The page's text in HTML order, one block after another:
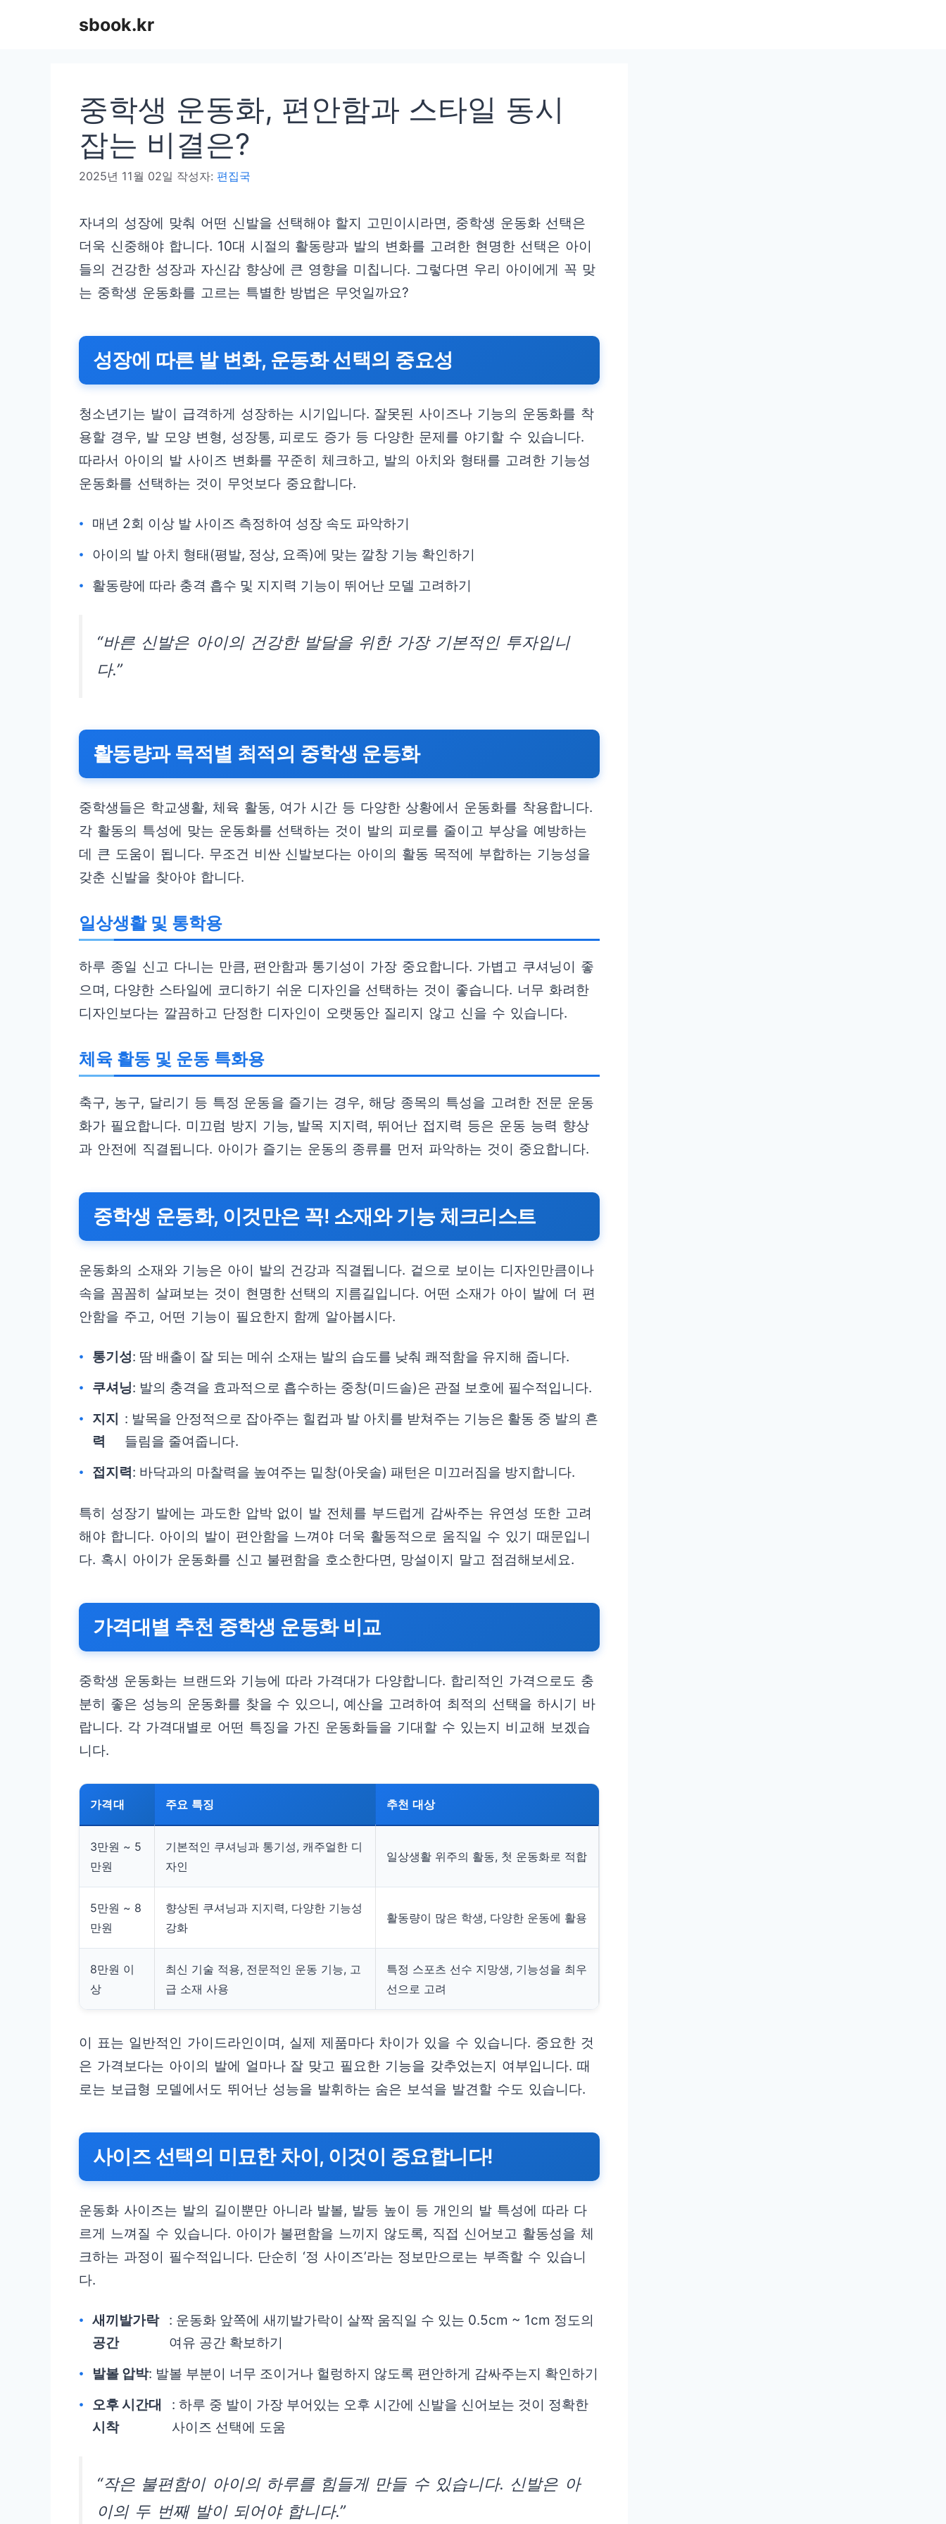
sbook.kr
중학생 운동화, 편안함과 스타일 동시
잡는 비결은?
2025년 11월 02일 작성자: 편집국
자녀의 성장에 맞춰 어떤 신발을 선택해야 할지 고민이시라면, 중학생 운동화 선택은
더욱 신중해야 합니다. 10대 시절의 활동량과 발의 변화를 고려한 현명한 선택은 아이
들의 건강한 성장과 자신감 향상에 큰 영향을 미칩니다. 그렇다면 우리 아이에게 꼭 맞
는 중학생 운동화를 고르는 특별한 방법은 무엇일까요?
성장에 따른 발 변화, 운동화 선택의 중요성
청소년기는 발이 급격하게 성장하는 시기입니다. 잘못된 사이즈나 기능의 운동화를 착
용할 경우, 발 모양 변형, 성장통, 피로도 증가 등 다양한 문제를 야기할 수 있습니다.
따라서 아이의 발 사이즈 변화를 꾸준히 체크하고, 발의 아치와 형태를 고려한 기능성
운동화를 선택하는 것이 무엇보다 중요합니다.
매년 2회 이상 발 사이즈 측정하여 성장 속도 파악하기
아이의 발 아치 형태(평발, 정상, 요족)에 맞는 깔창 기능 확인하기
활동량에 따라 충격 흡수 및 지지력 기능이 뛰어난 모델 고려하기
“바른 신발은 아이의 건강한 발달을 위한 가장 기본적인 투자입니
다.”
활동량과 목적별 최적의 중학생 운동화
중학생들은 학교생활, 체육 활동, 여가 시간 등 다양한 상황에서 운동화를 착용합니다.
각 활동의 특성에 맞는 운동화를 선택하는 것이 발의 피로를 줄이고 부상을 예방하는
데 큰 도움이 됩니다. 무조건 비싼 신발보다는 아이의 활동 목적에 부합하는 기능성을
갖춘 신발을 찾아야 합니다.
일상생활 및 통학용
하루 종일 신고 다니는 만큼, 편안함과 통기성이 가장 중요합니다. 가볍고 쿠셔닝이 좋
으며, 다양한 스타일에 코디하기 쉬운 디자인을 선택하는 것이 좋습니다. 너무 화려한
디자인보다는 깔끔하고 단정한 디자인이 오랫동안 질리지 않고 신을 수 있습니다.
체육 활동 및 운동 특화용
축구, 농구, 달리기 등 특정 운동을 즐기는 경우, 해당 종목의 특성을 고려한 전문 운동
화가 필요합니다. 미끄럼 방지 기능, 발목 지지력, 뛰어난 접지력 등은 운동 능력 향상
과 안전에 직결됩니다. 아이가 즐기는 운동의 종류를 먼저 파악하는 것이 중요합니다.
중학생 운동화, 이것만은 꼭! 소재와 기능 체크리스트
운동화의 소재와 기능은 아이 발의 건강과 직결됩니다. 겉으로 보이는 디자인만큼이나
속을 꼼꼼히 살펴보는 것이 현명한 선택의 지름길입니다. 어떤 소재가 아이 발에 더 편
안함을 주고, 어떤 기능이 필요한지 함께 알아봅시다.
통기성: 땀 배출이 잘 되는 메쉬 소재는 발의 습도를 낮춰 쾌적함을 유지해 줍니다.
쿠셔닝: 발의 충격을 효과적으로 흡수하는 중창(미드솔)은 관절 보호에 필수적입니다.
지지
력
: 발목을 안정적으로 잡아주는 힐컵과 발 아치를 받쳐주는 기능은 활동 중 발의 흔
들림을 줄여줍니다.
접지력 : 바닥과의 마찰력을 높여주는 밑창(아웃솔) 패턴은 미끄러짐을 방지합니다.
특히 성장기 발에는 과도한 압박 없이 발 전체를 부드럽게 감싸주는 유연성 또한 고려
해야 합니다. 아이의 발이 편안함을 느껴야 더욱 활동적으로 움직일 수 있기 때문입니
다. 혹시 아이가 운동화를 신고 불편함을 호소한다면, 망설이지 말고 점검해보세요.
가격대별 추천 중학생 운동화 비교
중학생 운동화는 브랜드와 기능에 따라 가격대가 다양합니다. 합리적인 가격으로도 충
분히 좋은 성능의 운동화를 찾을 수 있으니, 예산을 고려하여 최적의 선택을 하시기 바
랍니다. 각 가격대별로 어떤 특징을 가진 운동화들을 기대할 수 있는지 비교해 보겠습
니다.
가격대 주요 특징 추천 대상
3만원 ~ 5
만원
기본적인 쿠셔닝과 통기성, 캐주얼한 디
자인
일상생활 위주의 활동, 첫 운동화로 적합
5만원 ~ 8
만원
향상된 쿠셔닝과 지지력, 다양한 기능성
강화
활동량이 많은 학생, 다양한 운동에 활용
8만원 이
상
최신 기술 적용, 전문적인 운동 기능, 고
급 소재 사용
특정 스포츠 선수 지망생, 기능성을 최우
선으로 고려
이 표는 일반적인 가이드라인이며, 실제 제품마다 차이가 있을 수 있습니다. 중요한 것
은 가격보다는 아이의 발에 얼마나 잘 맞고 필요한 기능을 갖추었는지 여부입니다. 때
로는 보급형 모델에서도 뛰어난 성능을 발휘하는 숨은 보석을 발견할 수도 있습니다.
사이즈 선택의 미묘한 차이, 이것이 중요합니다!
운동화 사이즈는 발의 길이뿐만 아니라 발볼, 발등 높이 등 개인의 발 특성에 따라 다
르게 느껴질 수 있습니다. 아이가 불편함을 느끼지 않도록, 직접 신어보고 활동성을 체
크하는 과정이 필수적입니다. 단순히 ‘정 사이즈’라는 정보만으로는 부족할 수 있습니
다.
새끼발가락
공간
: 운동화 앞쪽에 새끼발가락이 살짝 움직일 수 있는 0.5cm ~ 1cm 정도의
여유 공간 확보하기
발볼 압박: 발볼 부분이 너무 조이거나 헐렁하지 않도록 편안하게 감싸주는지 확인하기
오후 시간대
시착
: 하루 중 발이 가장 부어있는 오후 시간에 신발을 신어보는 것이 정확한
사이즈 선택에 도움
“작은 불편함이 아이의 하루를 힘들게 만들 수 있습니다. 신발은 아
이의 두 번째 발이 되어야 합니다.”